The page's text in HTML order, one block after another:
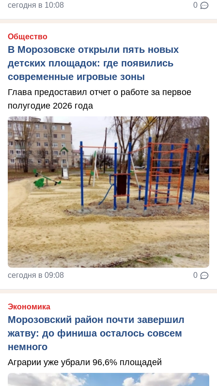
сегодня в 10:08 0
Общество
В Морозовске открыли пять новых
детских площадок: где появились
современные игровые зоны
Глава предоставил отчет о работе за первое
полугодие 2026 года
сегодня в 09:08 0
Экономика
Морозовский район почти завершил
жатву: до финиша осталось совсем
немного
Аграрии уже убрали 96,6% площадей